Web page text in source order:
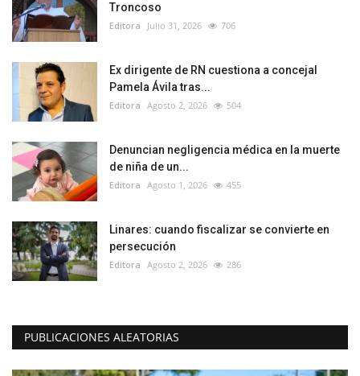
Troncoso
Editora Julio 31, 2026 706
Ex dirigente de RN cuestiona a concejal
Pamela Ávila tras...
Editora Agosto 2, 2026 504
Denuncian negligencia médica en la muerte
de niña de un...
Editora Agosto 1, 2026 455
Linares: cuando fiscalizar se convierte en
persecución
Editora Agosto 2, 2026 286
PUBLICACIONES ALEATORIAS